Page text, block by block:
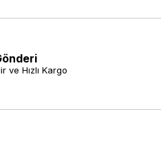
ve Hızlı Kargo